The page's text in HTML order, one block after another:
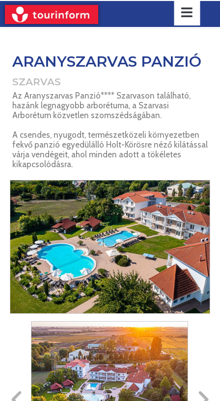
ARANYSZARVAS PANZIÓ
SZARVAS
Az Aranyszarvas Panzió**** Szarvason található,
hazánk legnagyobb arborétuma, a Szarvasi
Arborétum közvetlen szomszédságában.
A csendes, nyugodt, természetközeli környezetben
fekvő panzió egyedülálló Holt-Körösre néző kilátással
várja vendégeit, ahol minden adott a tökéletes
kikapcsolódásra.